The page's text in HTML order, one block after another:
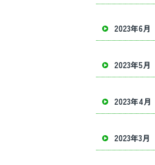
2023年6月
2023年5月
2023年4月
2023年3月